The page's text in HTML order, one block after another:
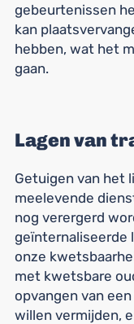
gebeurtenissen
kan
hebben, wat het
gaan.
Lagen van
Getuigen van het
meelevende
nog verergerd
geïnternaliseerde
onze
met kwetsbare
opvangen van
willen vermijden,